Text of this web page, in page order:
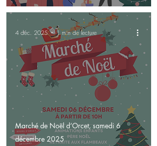
Marché de Noël d’Orcet, samedi 6
décembre 2025
4 déc. 2025 1 min de lecture